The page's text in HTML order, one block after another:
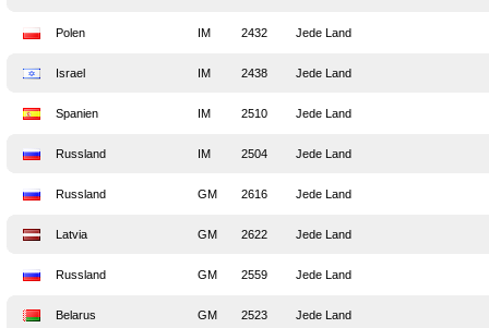
Polen IM 2432 Jede Land
Israel IM 2438 Jede Land
Spanien IM 2510 Jede Land
Russland IM 2504 Jede Land
Russland GM 2616 Jede Land
Latvia GM 2622 Jede Land
Russland GM 2559 Jede Land
Belarus GM 2523 Jede Land